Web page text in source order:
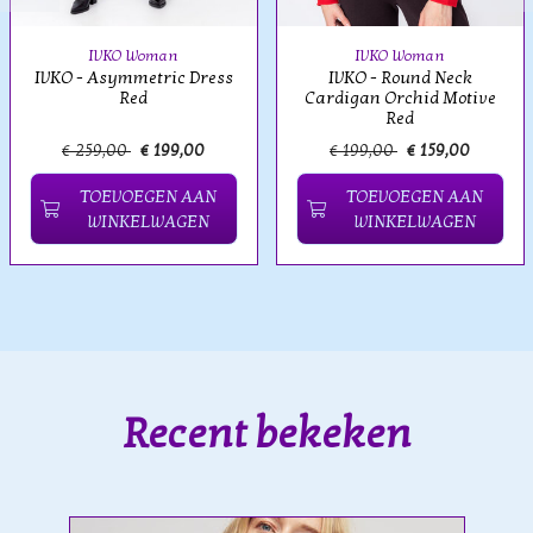
IVKO Woman
IVKO - Asymmetric Dress
Red
€ 259,00 € 199,00
TOEVOEGEN AAN
WINKELWAGEN
IVKO Woman
IVKO - Round Neck
Cardigan Orchid Motive
Red
€ 199,00 € 159,00
TOEVOEGEN AAN
WINKELWAGEN
Recent bekeken